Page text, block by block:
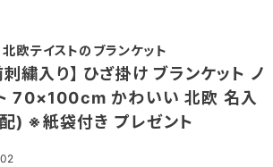
北欧テイストのブランケット
繍入り】 ひざ掛け ブランケット ノ
70×100cm かわいい 北欧 名入
) ※紙袋付き プレゼント